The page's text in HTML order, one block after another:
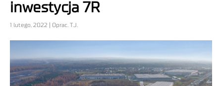
inwestycja 7R
1 lutego, 2022 | Oprac. T.J.